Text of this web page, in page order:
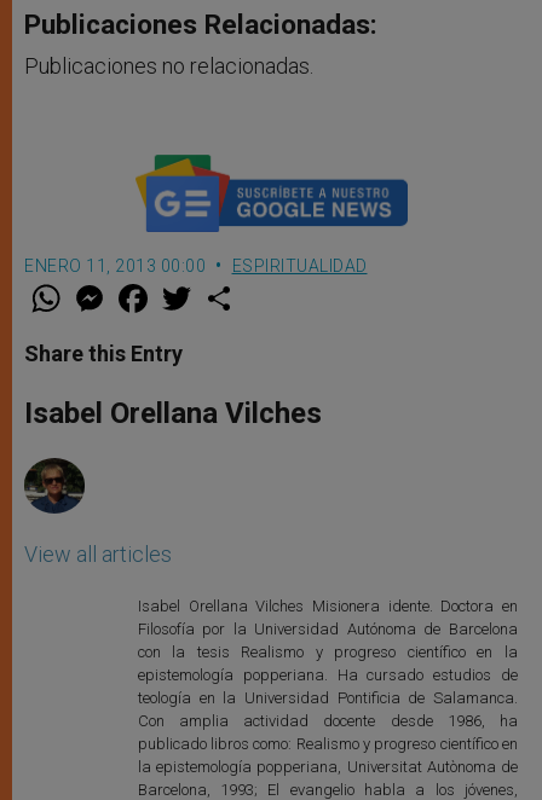
Publicaciones Relacionadas:
Publicaciones no relacionadas.
ENERO 11, 2013 00:00 ESPIRITUALIDAD
W
t
s
p
p
M
e
s
e
g
e
F
a
e
b
o
k
w
r
Share this Entry
Isabel Orellana Vilches
View all articles
Isabel Orellana Vilches Misionera idente. Doctora en
Filosofía por la Universidad Autónoma de Barcelona
con la tesis Realismo y progreso científico en la
epistemología popperiana. Ha cursado estudios de
teología en la Universidad Pontificia de Salamanca.
Con amplia actividad docente desde 1986, ha
publicado libros como: Realismo y progreso científico en
la epistemología popperiana, Universitat Autònoma de
Barcelona, 1993; El evangelio habla a los jóvenes,